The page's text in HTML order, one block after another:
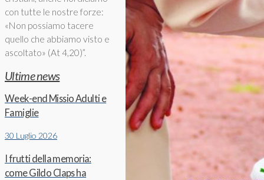
con tutte le nostre forze:
«Non possiamo tacere
quello che abbiamo visto e
ascoltato» (At 4,20)”.
Ultime news
Week-end Missio Adulti e
Famiglie
30 Luglio 2026
I frutti della memoria:
come Gildo Claps ha